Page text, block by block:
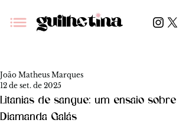
Litanias de sangue: um ensaio sobre
Diamanda Galás
João Matheus Marques
12 de set. de 2025